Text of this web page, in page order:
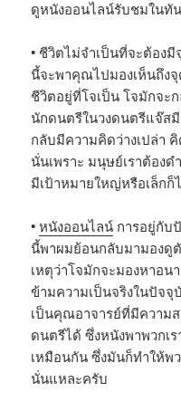
ดูหนังออนไลน์รับชมในทั
• ชีวิตไม่จำเป็นที่จะต้อง
นี้จะพาคุณไปมองเห็นถึง
ชีวิตอยู่ที่โจเป็น โจมักจะ
นักดนตรีในวงดนตรีแจ๊สมี
กลับมีความคิดว่างเปล่า
นั่นเพราะ มนุษย์เราต้อง
มีเป้าหมายใหญ่หรือเล็ก
•หนังออนไลน์ การอยู่กับ
นี้พาผมย้อนกลับมามองดูตั
เหตุว่าโจมักจะมองหาอน
ข้ามความเป็นจริงในปัจจุ
เป็นคุณอาจารย์ที่มีความส
ดนตรีได้ ซึ่งหนังพาพวกเ
เหมือนกัน ซึ่งมันก็ทำให้พ
นั่นแหละครับ